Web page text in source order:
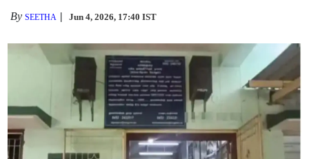
BySEETHA Jun 4, 2026, 17:40 IST